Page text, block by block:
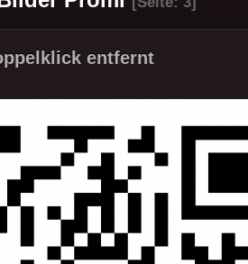
entfernt